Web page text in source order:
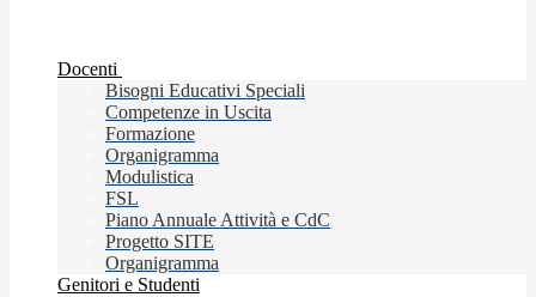
Docenti
Bisogni Educativi Speciali
Competenze in Uscita
Formazione
Organigramma
Modulistica
FSL
Piano Annuale Attività e CdC
Progetto SITE
Organigramma
Genitori e Studenti